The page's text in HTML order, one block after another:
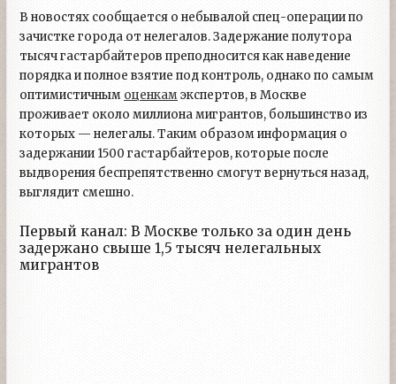
В новостях сообщается о небывалой спец-операции по
зачистке города от нелегалов. Задержание полутора
тысяч гастарбайтеров преподносится как наведение
порядка и полное взятие под контроль, однако по самым
оптимистичным оценкамэкспертов, в Москве
проживает около миллиона мигрантов, большинство из
которых — нелегалы. Таким образом информация о
задержании 1500 гастарбайтеров, которые после
выдворения беспрепятственно смогут вернуться назад,
выглядит смешно.
Первый канал: В Москве только за один день
задержано свыше 1,5 тысяч нелегальных
мигрантов